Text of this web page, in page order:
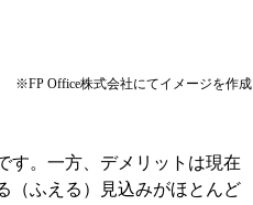
※FP Office株式会社にてイメージを作成
す。一方、デメリットは現在
（ふえる）見込みがほとんど